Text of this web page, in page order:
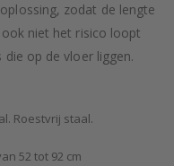
zodat de lengte
niet het risico loopt
op de vloer liggen.
Roestvrij staal.
52 tot 92 cm